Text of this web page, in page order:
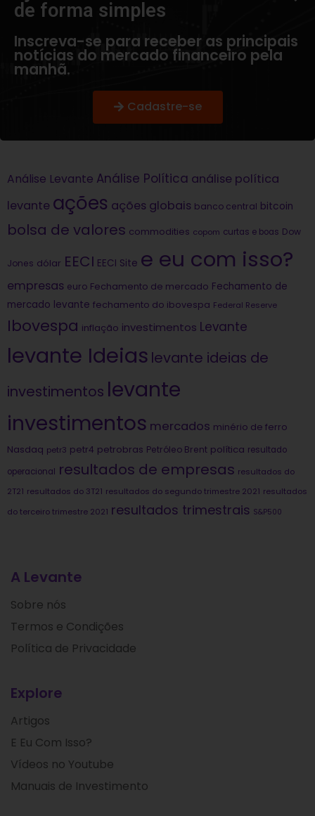
de forma simples​
Inscreva-se para receber as principais
notícias do mercado financeiro pela
manhã.
Cadastre-se
Análise Levante Análise Política análise política
levante ações ações globais banco central bitcoin
bolsa de valores commodities copom curtas e boas Dow
Jones dólar EECI EECI Site e eu com isso?
empresas euro Fechamento de mercado Fechamento de
mercado levante fechamento do ibovespa Federal Reserve
Ibovespa inflação investimentos Levante
levante Ideias levante ideias de
investimentos levante
investimentos mercados minério de ferro
Nasdaq petr3 petr4 petrobras Petróleo Brent política resultado
operacional resultados de empresas resultados do
2T21 resultados do 3T21 resultados do segundo trimestre 2021 resultados
do terceiro trimestre 2021 resultados trimestrais S&P500
A Levante
Sobre nós
Termos e Condições
Política de Privacidade
Explore
Artigos
E Eu Com Isso?
Vídeos no Youtube
Manuais de Investimento